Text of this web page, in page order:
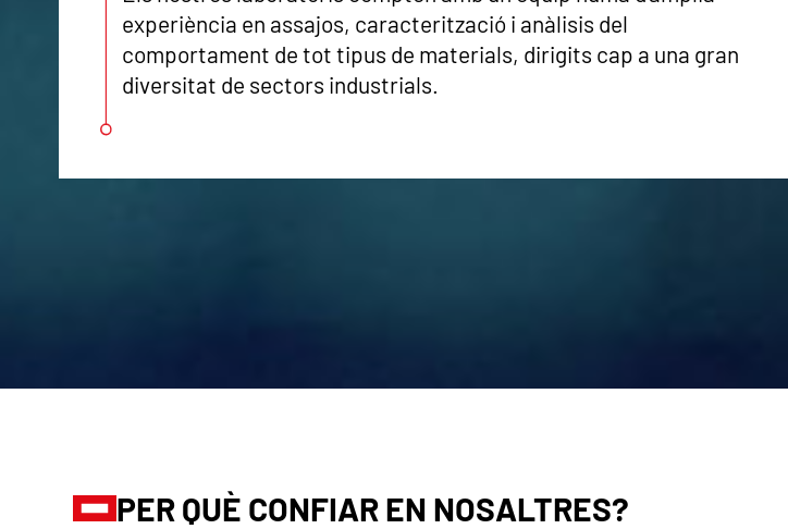
experiència en assajos, caracterització i anàlisis del
comportament de tot tipus de materials, dirigits cap a una gran
diversitat de sectors industrials.
PER QUÈ CONFIAR EN NOSALTRES?